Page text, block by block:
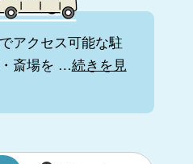
アクセス可能な駐
斎場を …続きを見